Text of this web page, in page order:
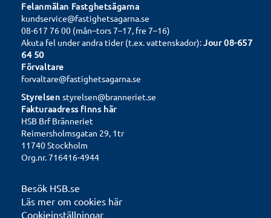
Felanmälan Fastghetsägarna
kundservice@fastighetsagarna.se
08-617 76 00 (mån–tors 7–17, fre 7–16)
Akuta fel under andra tider (t.ex. vattenskador):Jour 08-657
64 50
Förvaltare
forvaltare@fastighetsagarna.se
Styrelsen styrelsen@branneriet.se
Fakturaadress finns här
HSB Brf Bränneriet
Reimersholmsgatan 29, 1tr
11740 Stockholm
Org.nr. 716416-4944
Besök HSB.se
Läs mer om cookies här
Cookieinställningar